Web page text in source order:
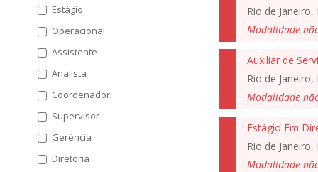
Estágio
Operacional
Assistente
Analista
Coordenador
Supervisor
Gerência
Diretoria
Rio de Janeiro,
Modalidade
Auxiliar de
Rio de Janeiro,
Modalidade
Estágio Em
Rio de Janeiro,
Modalidade